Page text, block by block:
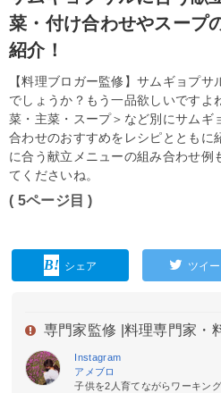
菜・付け合わせやスープ
紹介！
【料理ブロガー監修】サムギョプ
でしょうか？もう一品欲しいですよ
菜・主菜・スープ＞など別にサムギ
合わせのおすすめをレシピとともに
に合う献立メニューの組み合わせ例
てくださいね。
( 5ページ目 )
シェア ツイー
専門家監修 | 料理専門家・
Instagram
アメブロ
子供を2人育てながらワーキン